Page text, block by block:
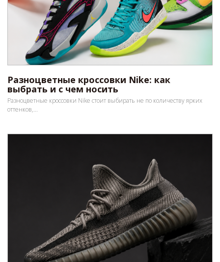
Разноцветные кроссовки Nike: как
выбрать и с чем носить
Разноцветные кроссовки Nike стоит выбирать не по количеству ярких
оттенков,...